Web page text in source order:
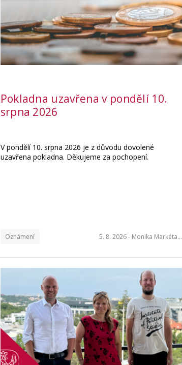
Pokladna uzavřena v pondělí 10.
srpna 2026
V pondělí 10. srpna 2026 je z důvodu dovolené
uzavřena pokladna. Děkujeme za pochopení.
Oznámení 5. 8. 2026 - Monika Markéta…